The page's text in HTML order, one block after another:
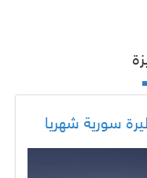
سورية شهريا